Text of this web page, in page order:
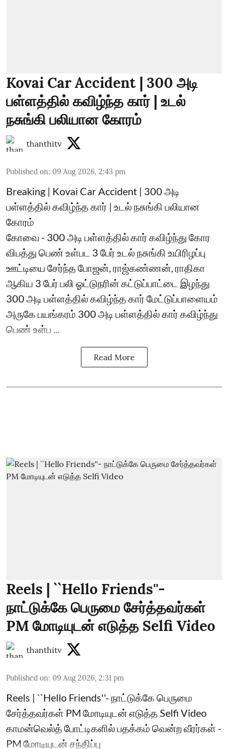
Kovai Car Accident | 300 அடி
பள்ளத்தில் கவிழ்ந்த கார் | உடல்
நசுங்கி பலியான கோரம்
thanthitv
Published on: 09 Aug 2026, 2:43 pm
Breaking | Kovai Car Accident | 300 அடி
பள்ளத்தில் கவிழ்ந்த கார் | உடல் நசுங்கி பலியான
கோரம்
கோவை - 300 அடி பள்ளத்தில் கார் கவிழ்ந்து கோர
விபத்து பெண் உள்பட 3 பேர் உடல் நசுங்கி உயிரிழப்பு
ஊட்டியை சேர்ந்த போஜன், ராஜ்கண்ணன், ராதிகா
ஆகிய 3 பேர் பலி ஓட்டுநரின் கட்டுப்பாட்டை இழந்து
300 அடி பள்ளத்தில் கவிழ்ந்த கார் மேட்டுப்பாளையம்
அருகே பயங்கரம் 300 அடி பள்ளத்தில் கார் கவிழ்ந்து
பெண் உள்ப ...
Read More
Reels | ``Hello Friends''-
நாட்டுக்கே பெருமை சேர்த்தவர்கள்
PM மோடியுடன் எடுத்த Selfi Video
thanthitv
Published on: 09 Aug 2026, 2:31 pm
Reels | ``Hello Friends''- நாட்டுக்கே பெருமை
சேர்த்தவர்கள் PM மோடியுடன் எடுத்த Selfi Video
காமன்வெல்த் போட்டிகளில் பதக்கம் வென்ற வீரர்கள் -
PM மோடியுடன் சந்திப்பு